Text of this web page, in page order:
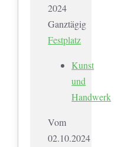
2024
Ganztägig
Festplatz
Kunst
und
Handwerk
Vom
02.10.2024